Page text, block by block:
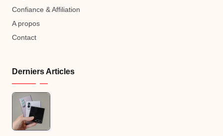
Confiance & Affiliation
A propos
Contact
Derniers Articles